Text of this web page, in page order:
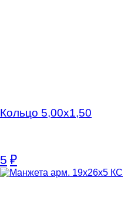
Кольцо 5,00х1,50
5 ₽